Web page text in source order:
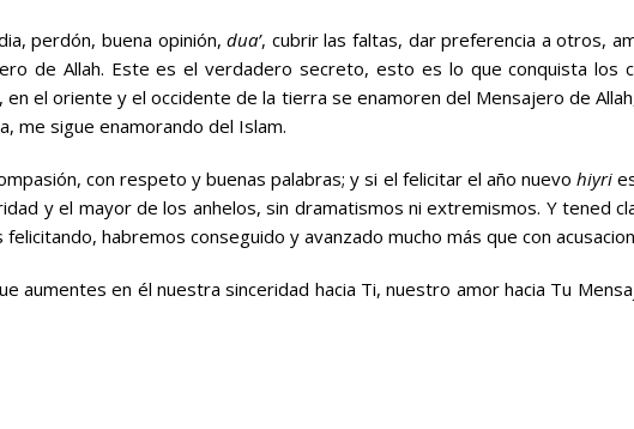
perdón, buena opinión,dua’, cubrir las faltas, dar preferencia a otros,
de Allah. Este es el verdadero secreto, esto es lo que conquista los
el oriente y el occidente de la tierra se enamoren del Mensajero de
me sigue enamorando del Islam.
con respeto y buenas palabras; y si el felicitar el año nuevo hiyri
y el mayor de los anhelos, sin dramatismos ni extremismos. Y tened
habremos conseguido y avanzado mucho más que con
aumentes en él nuestra sinceridad hacia Ti, nuestro amor hacia Tu